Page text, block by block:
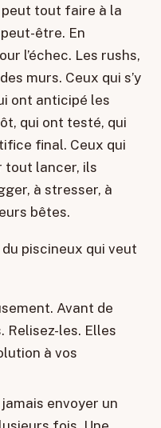
peut tout faire à la
être. En
l’échec. Les rushs,
murs. Ceux qui s’y
ont anticipé les
qui ont testé, qui
final. Ceux qui
tout lancer, ils
à stresser, à
bêtes.
piscineux qui veut
Avant de
Relisez-les. Elles
à vos
jamais envoyer un